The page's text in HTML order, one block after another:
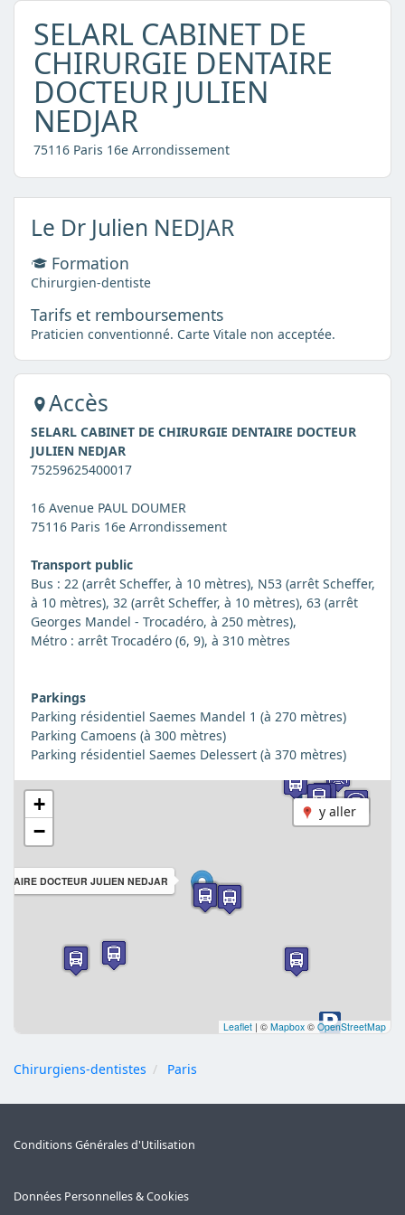
SELARL CABINET DE
CHIRURGIE DENTAIRE
DOCTEUR JULIEN
NEDJAR
75116 Paris 16e Arrondissement
Le Dr Julien NEDJAR
Formation
Chirurgien-dentiste
Tarifs et remboursements
Praticien conventionné. Carte Vitale non acceptée.
Accès
SELARL CABINET DE CHIRURGIE DENTAIRE DOCTEUR
JULIEN NEDJAR
75259625400017
16 Avenue PAUL DOUMER
75116 Paris 16e Arrondissement
Transport public
Bus : 22 (arrêt Scheffer, à 10 mètres), N53 (arrêt Scheffer,
à 10 mètres), 32 (arrêt Scheffer, à 10 mètres), 63 (arrêt
Georges Mandel - Trocadéro, à 250 mètres),
Métro : arrêt Trocadéro (6, 9), à 310 mètres
Parkings
Parking résidentiel Saemes Mandel 1 (à 270 mètres)
Parking Camoens (à 300 mètres)
Parking résidentiel Saemes Delessert (à 370 mètres)
y aller
DOCTEUR JULIEN NEDJAR
+
−
Leaflet | © Mapbox © OpenStreetMap
Chirurgiens-dentistes Paris
Conditions Générales d'Utilisation
Données Personnelles & Cookies